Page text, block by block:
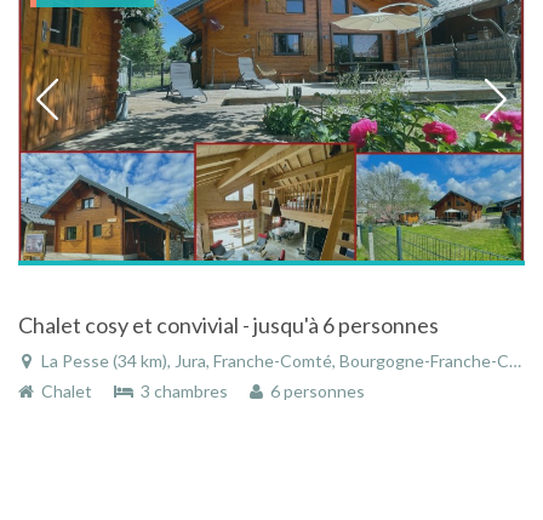
Chalet cosy et convivial - jusqu'à 6 personnes
La Pesse (34 km), Jura, Franche-Comté, Bourgogne-Franche-Comté, France
Chalet
3 chambres 6 personnes